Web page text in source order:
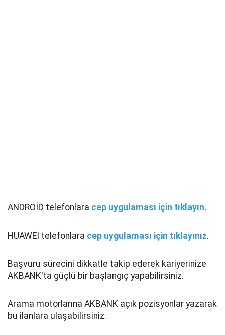
ANDROİD telefonlara cep uygulaması için tıklayın.
HUAWEİ telefonlara cep uygulaması için tıklayınız.
Başvuru sürecini dikkatle takip ederek kariyerinize
AKBANK'ta güçlü bir başlangıç yapabilirsiniz.
Arama motorlarına AKBANK açık pozisyonlar yazarak
bu ilanlara ulaşabilirsiniz.